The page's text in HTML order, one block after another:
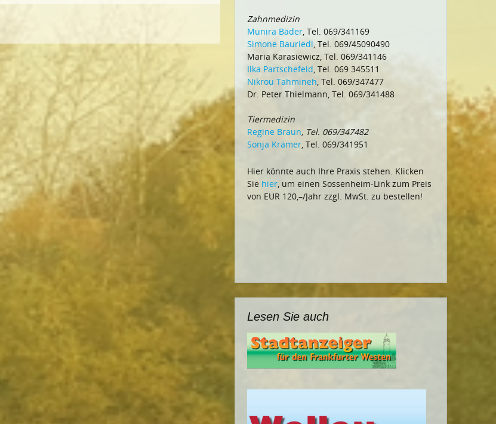
Zahnmedizin
Munira Bäder, Tel. 069/341169
Simone Bauriedl, Tel. 069/45090490
Maria Karasiewicz, Tel. 069/341146
Ilka Partschefeld, Tel. 069 345511
Nikrou Tahmineh, Tel. 069/347477
Dr. Peter Thielmann, Tel. 069/341488
Tiermedizin
Regine Braun, Tel. 069/347482
Sonja Krämer, Tel. 069/341951
Hier könnte auch Ihre Praxis stehen. Klicken
Sie hier, um einen Sossenheim-Link zum Preis
von EUR 120,–/Jahr zzgl. MwSt. zu bestellen!
Lesen Sie auch